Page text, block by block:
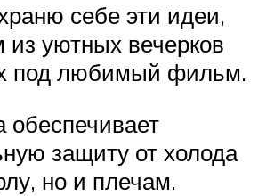
себе эти идеи,
уютных вечерков
под любимый фильм.
защиту от холода
но и плечам.